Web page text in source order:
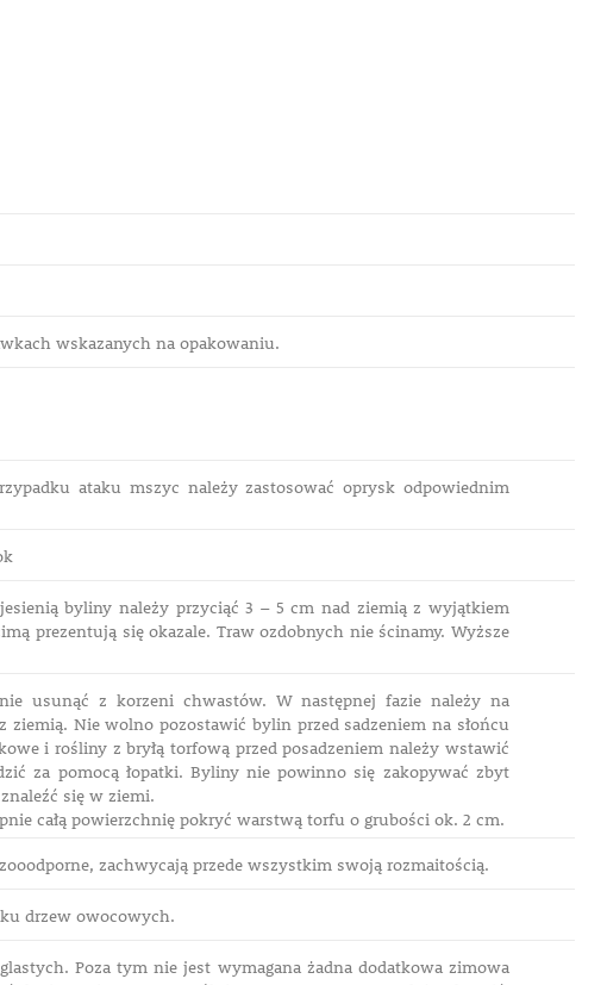
wskazanych na opakowaniu.
ataku mszyc należy zastosować oprysk odpowiednim
byliny należy przyciąć 3 – 5 cm nad ziemią z wyjątkiem
prezentują się okazale. Traw ozdobnych nie ścinamy. Wyższe
usunąć z korzeni chwastów. W następnej fazie należy na
Nie wolno pozostawić bylin przed sadzeniem na słońcu
i rośliny z bryłą torfową przed posadzeniem należy wstawić
za pomocą łopatki. Byliny nie powinno się zakopywać zbyt
się w ziemi.
całą powierzchnię pokryć warstwą torfu o grubości ok. 2 cm.
zachwycają przede wszystkim swoją rozmaitością.
drzew owocowych.
Poza tym nie jest wymagana żadna dodatkowa zimowa